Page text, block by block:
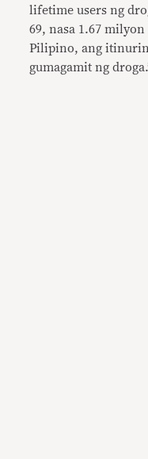
lifetime users ng
69, nasa 1.67
Pilipino, ang
gumagamit ng